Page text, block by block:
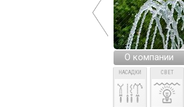
НА ГОРОДСКИХ
О компании
НАСАДКИ СВЕТ